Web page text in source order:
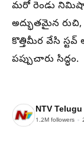
మరో రెండు
అద్భుతమైన
కొత్తిమీర వేసి
పప్పుచారు సిద్ధం.
NTV Telugu
1.2M followers